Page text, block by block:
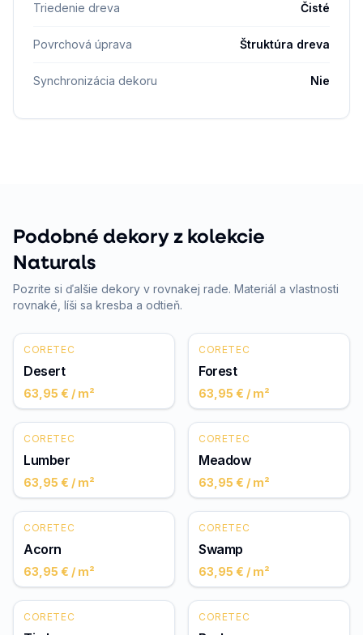
Triedenie dreva Čisté
Povrchová úprava Štruktúra dreva
Synchronizácia dekoru Nie
Podobné dekory z kolekcie
Naturals
Pozrite si ďalšie dekory v rovnakej rade. Materiál a vlastnosti
rovnaké, líši sa kresba a odtieň.
CORETEC
Desert
63,95 € / m²
CORETEC
Forest
63,95 € / m²
CORETEC
Lumber
63,95 € / m²
CORETEC
Meadow
63,95 € / m²
CORETEC
Acorn
63,95 € / m²
CORETEC
Swamp
63,95 € / m²
CORETEC CORETEC